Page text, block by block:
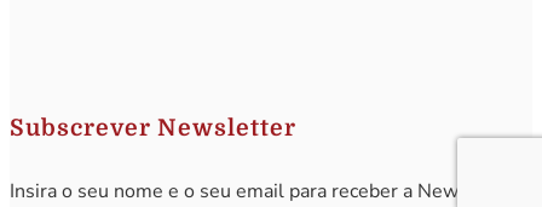
Subscrever Newsletter
Insira o seu nome e o seu email para receber a Newsletter.